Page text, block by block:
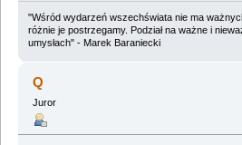
"Wśród wydarzeń wszechświata nie ma
różnie je postrzegamy. Podział na ważne i
umysłach" - Marek Baraniecki
Q
Juror